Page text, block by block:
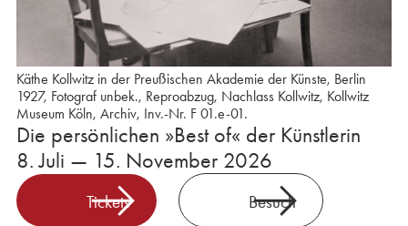
Käthe Kollwitz in der Preußischen Akademie der Künste, Berlin
1927, Fotograf unbek., Reproabzug, Nachlass Kollwitz, Kollwitz
Museum Köln, Archiv, Inv.-Nr. F 01.e-01.
Die persönlichen »Best of« der Künstlerin
8. Juli — 15. November 2026
Tickets Besuch